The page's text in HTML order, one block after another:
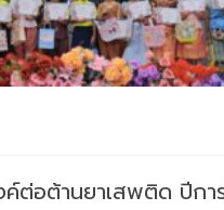
ต่อต้านยาเสพติด ปีกา